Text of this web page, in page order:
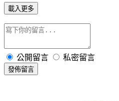
載入更多
公開留言 私密留言
發佈留言